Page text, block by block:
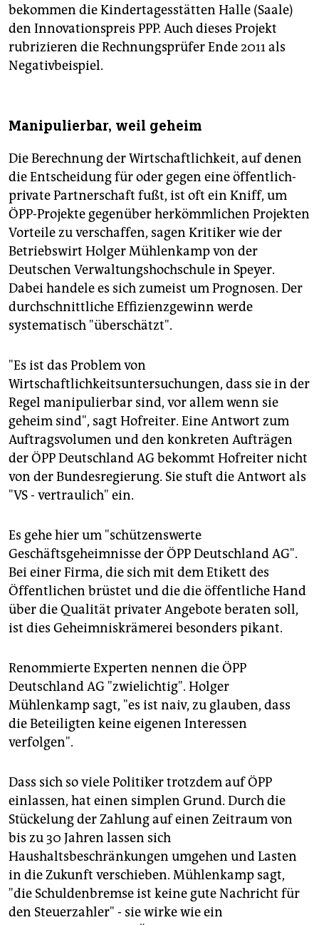
bekommen die Kindertagesstätten Halle (Saale)
den Innovationspreis PPP. Auch dieses Projekt
rubrizieren die Rechnungsprüfer Ende 2011 als
Negativbeispiel.
Manipulierbar, weil geheim
Die Berechnung der Wirtschaftlichkeit, auf denen
die Entscheidung für oder gegen eine öffentlich-
private Partnerschaft fußt, ist oft ein Kniff, um
ÖPP-Projekte gegenüber herkömmlichen Projekten
Vorteile zu verschaffen, sagen Kritiker wie der
Betriebswirt Holger Mühlenkamp von der
Deutschen Verwaltungshochschule in Speyer.
Dabei handele es sich zumeist um Prognosen. Der
durchschnittliche Effizienzgewinn werde
systematisch "überschätzt".
"Es ist das Problem von
Wirtschaftlichkeitsuntersuchungen, dass sie in der
Regel manipulierbar sind, vor allem wenn sie
geheim sind", sagt Hofreiter. Eine Antwort zum
Auftragsvolumen und den konkreten Aufträgen
der ÖPP Deutschland AG bekommt Hofreiter nicht
von der Bundesregierung. Sie stuft die Antwort als
"VS - vertraulich" ein.
Es gehe hier um "schützenswerte
Geschäftsgeheimnisse der ÖPP Deutschland AG".
Bei einer Firma, die sich mit dem Etikett des
Öffentlichen brüstet und die die öffentliche Hand
über die Qualität privater Angebote beraten soll,
ist dies Geheimniskrämerei besonders pikant.
Renommierte Experten nennen die ÖPP
Deutschland AG "zwielichtig". Holger
Mühlenkamp sagt, "es ist naiv, zu glauben, dass
die Beteiligten keine eigenen Interessen
verfolgen".
Dass sich so viele Politiker trotzdem auf ÖPP
einlassen, hat einen simplen Grund. Durch die
Stückelung der Zahlung auf einen Zeitraum von
bis zu 30 Jahren lassen sich
Haushaltsbeschränkungen umgehen und Lasten
in die Zukunft verschieben. Mühlenkamp sagt,
"die Schuldenbremse ist keine gute Nachricht für
den Steuerzahler" - sie wirke wie ein